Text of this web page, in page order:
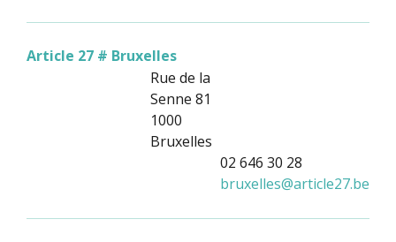
Article 27 # Bruxelles
Rue de la
Senne 81
1000
Bruxelles
02 646 30 28
bruxelles@article27.be